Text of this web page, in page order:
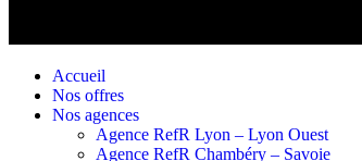
Accueil
Nos offres
Nos agences
Agence RefR Lyon – Lyon Ouest
Agence RefR Chambéry – Savoie